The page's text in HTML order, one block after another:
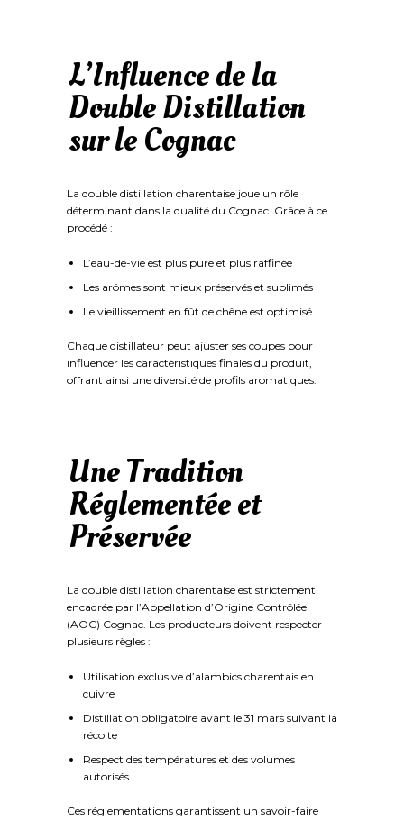
L’Influence de la
Double Distillation
sur le Cognac
La double distillation charentaise joue un rôle
déterminant dans la qualité du Cognac. Grâce à ce
procédé :
L’eau-de-vie est plus pure et plus raffinée
Les arômes sont mieux préservés et sublimés
Le vieillissement en fût de chêne est optimisé
Chaque distillateur peut ajuster ses coupes pour
influencer les caractéristiques finales du produit,
offrant ainsi une diversité de profils aromatiques.
Une Tradition
Réglementée et
Préservée
La double distillation charentaise est strictement
encadrée par l’Appellation d’Origine Contrôlée
(AOC) Cognac. Les producteurs doivent respecter
plusieurs règles :
Utilisation exclusive d’alambics charentais en
cuivre
Distillation obligatoire avant le 31 mars suivant la
récolte
Respect des températures et des volumes
autorisés
Ces réglementations garantissent un savoir-faire